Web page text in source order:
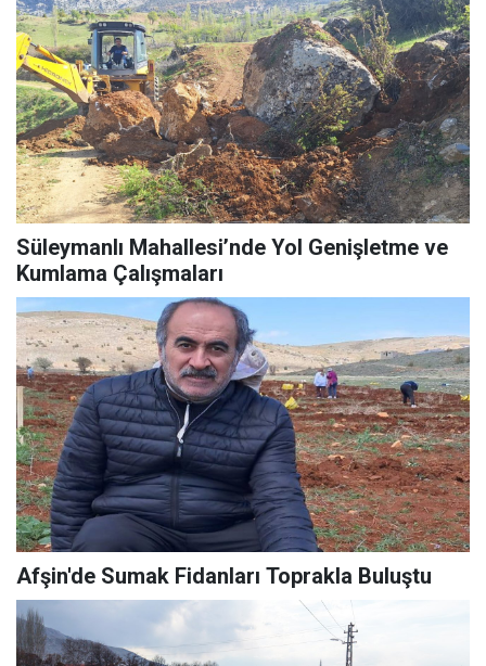
Süleymanlı Mahallesi’nde Yol Genişletme ve
Kumlama Çalışmaları
Afşin'de Sumak Fidanları Toprakla Buluştu